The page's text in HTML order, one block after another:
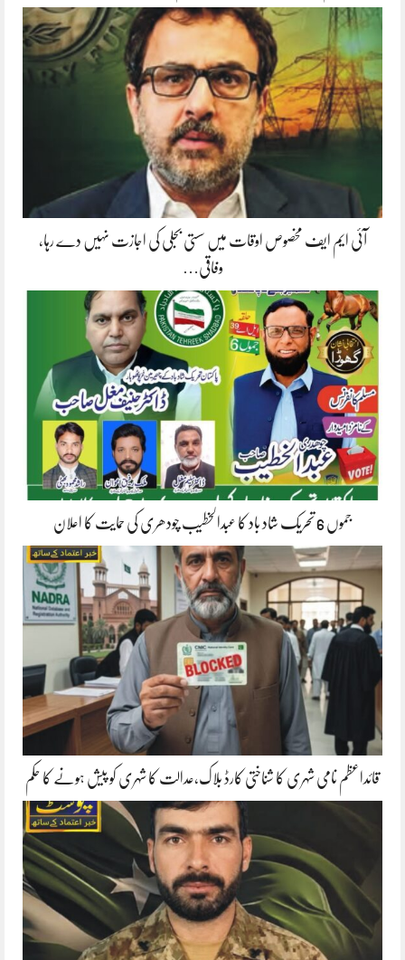
آئی ایم ایف مخصوص اوقات میں سستی بجلی کی اجازت نہیں دے رہا،
وفاقی…
جموں 6 تحریک شاد باد کا عبدالخطیب چودھری کی حمایت کا اعلان
قائداعظم نامی شہری کا شناختی کارڈ بلاک،عدالت کا شہری کو پیش ہونے کا حکم